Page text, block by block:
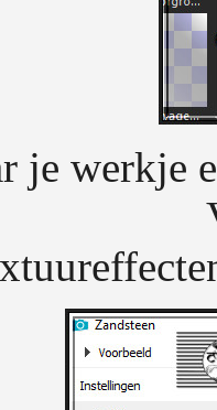
je werkje